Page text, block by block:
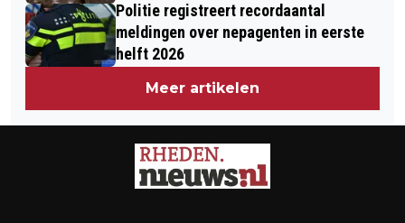
Politie registreert recordaantal
meldingen over nepagenten in eerste
helft 2026
Meer artikelen